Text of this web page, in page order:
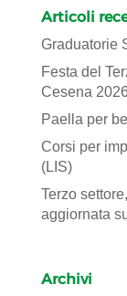
Articoli
Graduatorie
Festa del
Cesena 2026
Paella per
Corsi per
(LIS)
Terzo
aggiornata
Archivi